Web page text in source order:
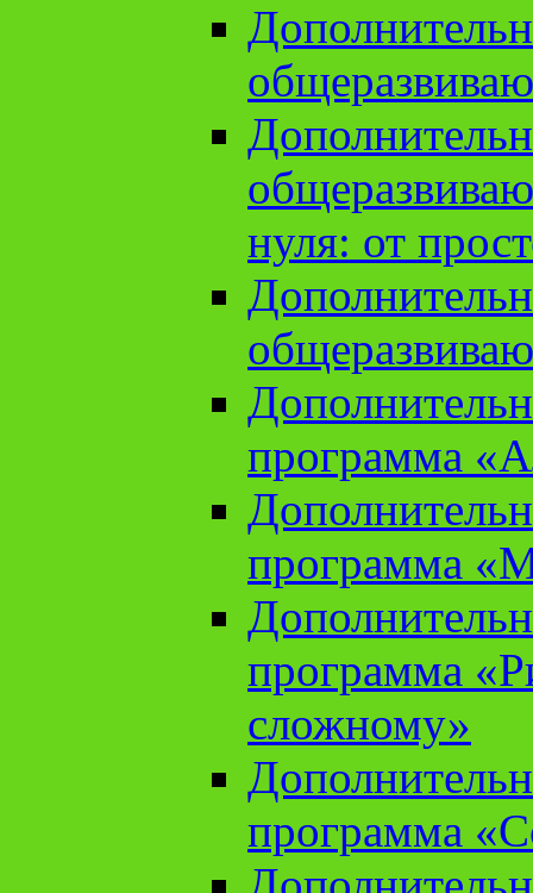
нуля: от
программа
программа
программа
сложному»
программа